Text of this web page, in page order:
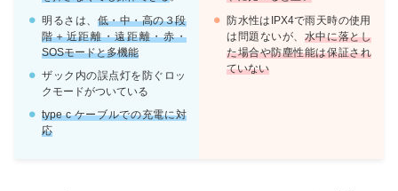
明るさは、 低・中・高の３段
階＋近距離・遠距離・赤・
SOSモードと多機能
ザック内の誤点灯を防ぐロッ
クモードがついている
type c ケーブルでの充電に対
応
防水性はIPX4で雨天時の使用
は問題ないが、 水中に落とし
た場合や防塵性能は保証され
ていない